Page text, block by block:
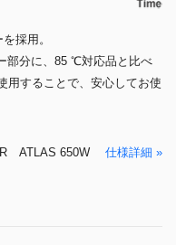
採用。
部分に、85 ℃対応品と比べ
用することで、安心してお使
ATLAS 650W 仕様詳細 »